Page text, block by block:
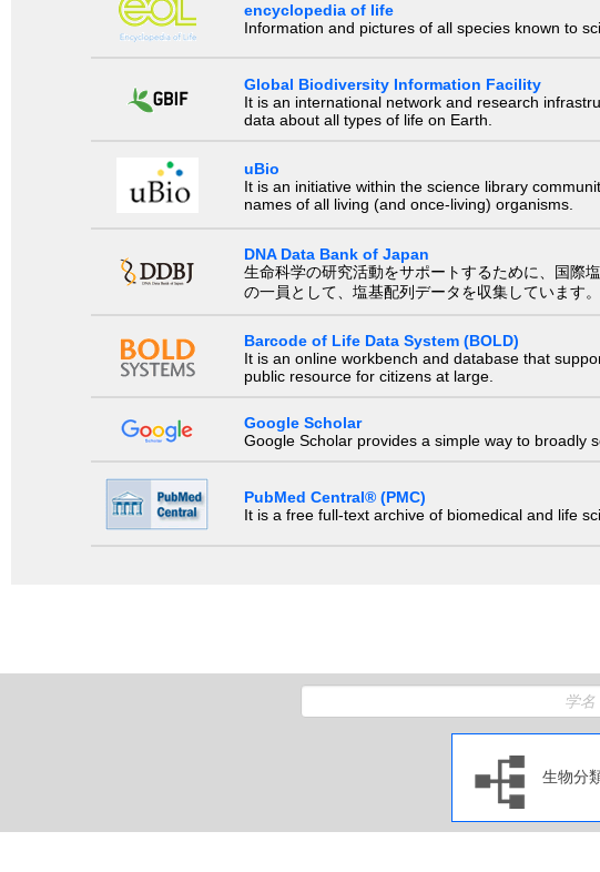
encyclopedia of life
Information and pictures of all species known to
Global Biodiversity Information Facility
It is an international network and research
data about all types of life on Earth.
uBio
It is an initiative within the science library
names of all living (and once-living) organisms.
DNA Data Bank of Japan
生命科学の研究活動をサポートするために、国際
の一員として、塩基配列データを収集しています
Barcode of Life Data System (BOLD)
It is an online workbench and database that
public resource for citizens at large.
Google Scholar
Google Scholar provides a simple way to broadly
PubMed Central® (PMC)
It is a free full-text archive of biomedical and life
生物分